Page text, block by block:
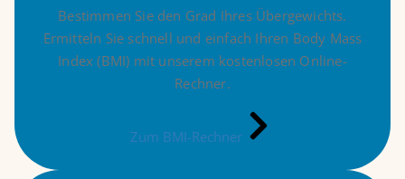
Bestimmen Sie den Grad Ihres Übergewichts.
Ermitteln Sie schnell und einfach Ihren Body Mass
Index (BMI) mit unserem kostenlosen Online-
Rechner.
Zum BMI-Rechner